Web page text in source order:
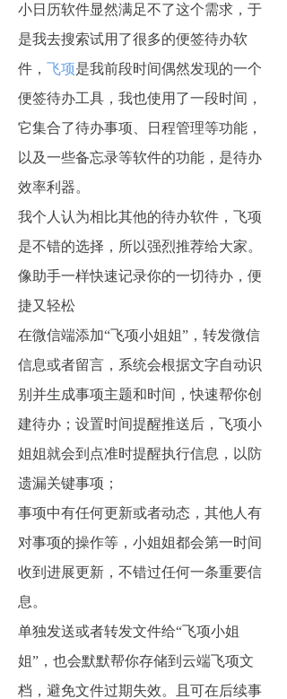
小日历软件显然满足不了这个需求，于
是我去搜索试用了很多的便签待办软
件， 飞项是我前段时间偶然发现的一个
便签待办工具，我也使用了一段时间，
它集合了待办事项、日程管理等功能，
以及一些备忘录等软件的功能，是待办
效率利器。
我个人认为相比其他的待办软件，飞项
是不错的选择，所以强烈推荐给大家。
像助手一样快速记录你的一切待办，便
捷又轻松
在微信端添加“飞项小姐姐”，转发微信
信息或者留言，系统会根据文字自动识
别并生成事项主题和时间，快速帮你创
建待办；设置时间提醒推送后，飞项小
姐姐就会到点准时提醒执行信息，以防
遗漏关键事项；
事项中有任何更新或者动态，其他人有
对事项的操作等，小姐姐都会第一时间
收到进展更新，不错过任何一条重要信
息。
单独发送或者转发文件给“飞项小姐
姐”，也会默默帮你存储到云端飞项文
档，避免文件过期失效。且可在后续事